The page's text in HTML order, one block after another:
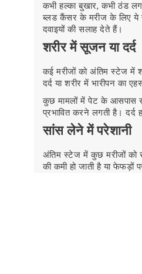
कभी हल्का बुखार, कभी ठंड
ब्लड कैंसर के मरीज के लिए
दवाइयों की सलाह देते हैं।
शरीर में सूजन या दर्द
कई मरीजों को अंतिम स्टेज में
दर्द या शरीर में भारीपन का
कुछ मामलों में पेट के आसपास
प्रभावित करने लगती है। दर्द
सांस लेने में परेशानी
अंतिम स्टेज में कुछ मरीजों को
की कमी हो जाती है या फेफड़ों